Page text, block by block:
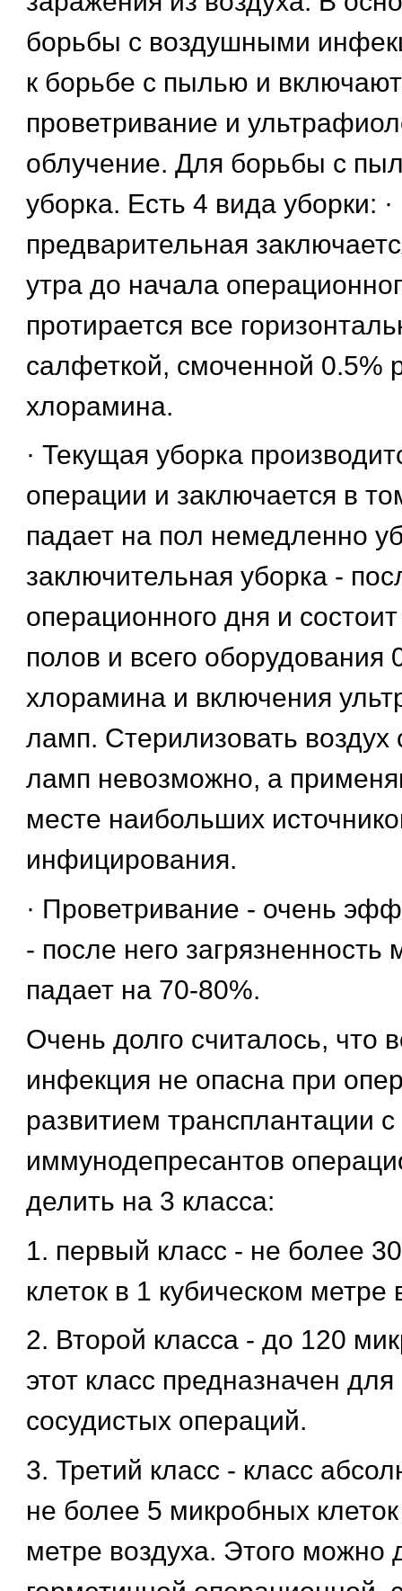
борьбы с воздушными
к борьбе с пылью и
проветривание и
облучение. Для борьбы с
уборка. Есть 4 вида уборки: ·
предварительная
утра до начала
протирается все
салфеткой, смоченной 0.5%
хлорамина.
· Текущая уборка
операции и заключается в
падает на пол немедленно
заключительная уборка -
операционного дня и
полов и всего оборудования
хлорамина и включения
ламп. Стерилизовать
ламп невозможно, а
месте наибольших
инфицирования.
· Проветривание - очень
- после него загрязненность
падает на 70-80%.
Очень долго считалось, что
инфекция не опасна при
развитием трансплантации
иммунодепресантов
делить на 3 класса:
1. первый класс - не более
клеток в 1 кубическом метре
2. Второй класса - до 120
этот класс предназначен
сосудистых операций.
3. Третий класс - класс
не более 5 микробных
метре воздуха. Этого можно